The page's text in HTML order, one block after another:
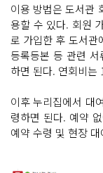
이용 방법은 도서관
용할 수 있다. 회원
로 가입한 후 도서관
등록등본 등 관련
하면 된다. 연회비는
이후 누리집에서 대
령하면 된다. 예약
예약 수령 및 현장